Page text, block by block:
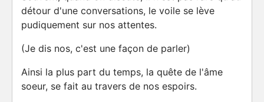
détour d'une conversations, le voile se lève
pudiquement sur nos attentes.
(Je dis nos, c'est une façon de parler)
Ainsi la plus part du temps, la quête de l'âme
soeur, se fait au travers de nos espoirs.